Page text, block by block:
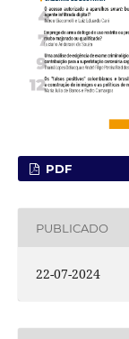
PDF
PUBLICADO
22-07-2024